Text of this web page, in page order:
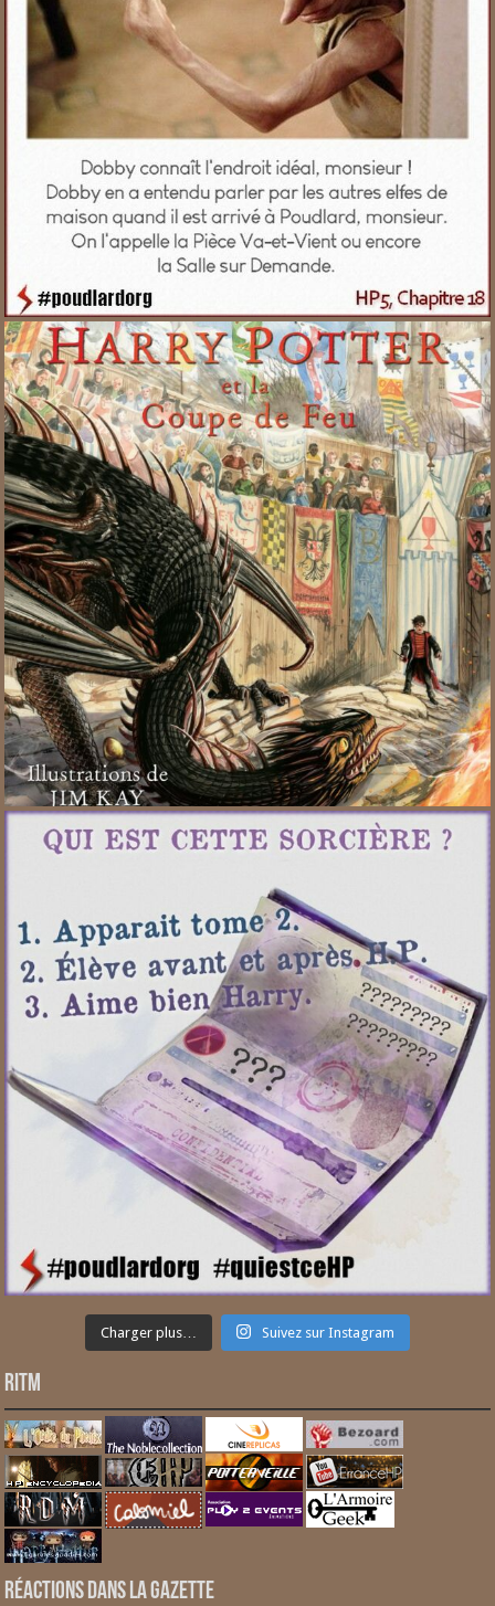
Charger plus… Suivez sur Instagram
RITM
Réactions dans la gazette